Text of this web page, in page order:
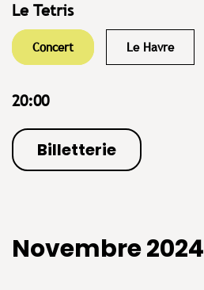
Le Tetris
Concert Le Havre
20:00
Billetterie
Novembre 2024